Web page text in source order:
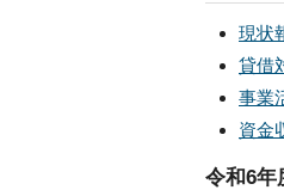
現状
貸借
事業
資金
令和6年